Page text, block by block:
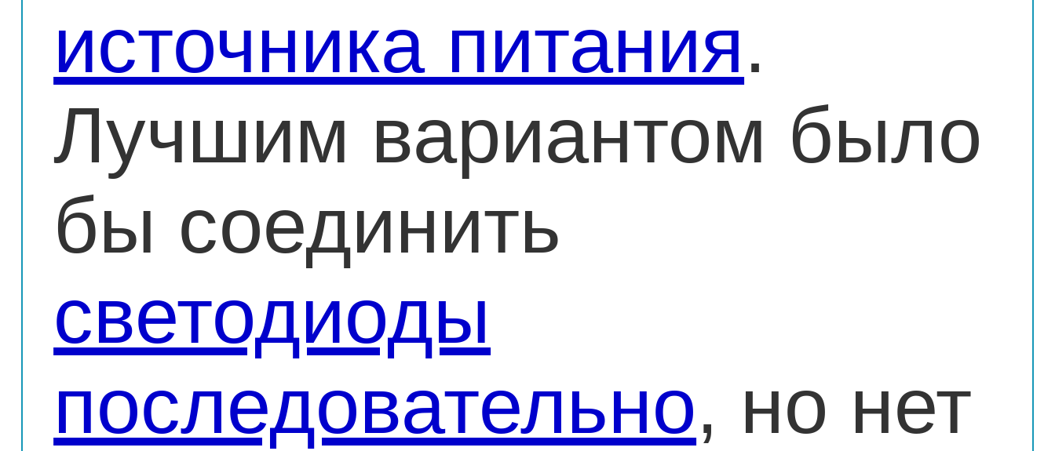
источника питания.
Лучшим вариантом было
бы соединить
светодиоды
последовательно, но нет